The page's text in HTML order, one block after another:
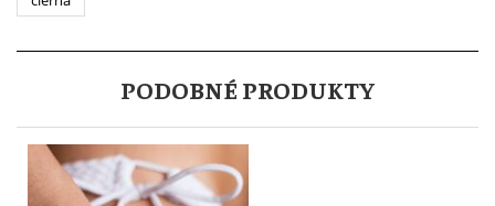
PODOBNÉ PRODUKTY